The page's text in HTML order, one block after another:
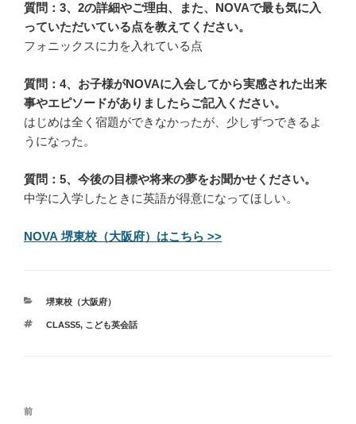
質問：3、2の詳細やご理由、また、NOVAで最も気に入
っていただいている点を教えてください。
フォニックスに力を入れている点
質問：4、お子様がNOVAに入会してから実感された出来
事やエピソードがありましたらご記入ください。
はじめは全く宿題ができなかったが、少しずつできるよ
うになった。
質問：5、今後の目標や将来の夢をお聞かせください。
中学に入学したときに英語が得意になってほしい。
NOVA 堺東校（大阪府）はこちら >>
カ
ゴ
堺東校（大阪府）
タ
CLASS5, こども英会話
投
過
前